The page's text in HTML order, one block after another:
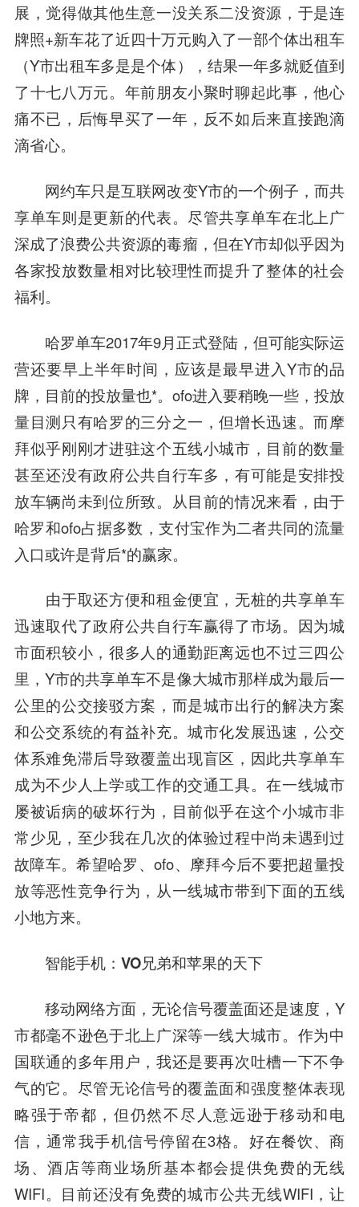
展，觉得做其他生意一没关系二没资源，于是连
牌照+新车花了近四十万元购入了一部个体出租车
（Y市出租车多是是个体），结果一年多就贬值到
了十七八万元。年前朋友小聚时聊起此事，他心
痛不已，后悔早买了一年，反不如后来直接跑滴
滴省心。
网约车只是互联网改变Y市的一个例子，而共
享单车则是更新的代表。尽管共享单车在北上广
深成了浪费公共资源的毒瘤，但在Y市却似乎因为
各家投放数量相对比较理性而提升了整体的社会
福利。
哈罗单车2017年9月正式登陆，但可能实际运
营还要早上半年时间，应该是最早进入Y市的品
牌，目前的投放量也*。ofo进入要稍晚一些，投放
量目测只有哈罗的三分之一，但增长迅速。而摩
拜似乎刚刚才进驻这个五线小城市，目前的数量
甚至还没有政府公共自行车多，有可能是安排投
放车辆尚未到位所致。从目前的情况来看，由于
哈罗和ofo占据多数，支付宝作为二者共同的流量
入口或许是背后*的赢家。
由于取还方便和租金便宜，无桩的共享单车
迅速取代了政府公共自行车赢得了市场。因为城
市面积较小，很多人的通勤距离远也不过三四公
里，Y市的共享单车不是像大城市那样成为最后一
公里的公交接驳方案，而是城市出行的解决方案
和公交系统的有益补充。城市化发展迅速，公交
体系难免滞后导致覆盖出现盲区，因此共享单车
成为不少人上学或工作的交通工具。在一线城市
屡被诟病的破坏行为，目前似乎在这个小城市非
常少见，至少我在几次的体验过程中尚未遇到过
故障车。希望哈罗、ofo、摩拜今后不要把超量投
放等恶性竞争行为，从一线城市带到下面的五线
小地方来。
智能手机：VO兄弟和苹果的天下
移动网络方面，无论信号覆盖面还是速度，Y
市都毫不逊色于北上广深等一线大城市。作为中
国联通的多年用户，我还是要再次吐槽一下不争
气的它。尽管无论信号的覆盖面和强度整体表现
略强于帝都，但仍然不尽人意远逊于移动和电
信，通常我手机信号停留在3格。好在餐饮、商
场、酒店等商业场所基本都会提供免费的无线
WIFI。目前还没有免费的城市公共无线WIFI，让